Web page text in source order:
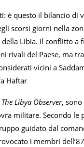
è questo il bilancio di
scorsi giorni nella
Libia. Il conflitto a
rivali del Paese, ma
vicini a
Haftar
The Libya Observer, sono
militare. Secondo le
guidato dal
i membri